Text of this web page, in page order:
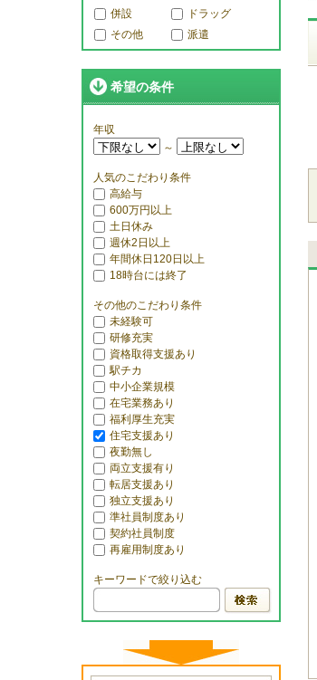
併設
ドラッグ
その他
派遣
希望の条件
年収
～
人気のこだわり条件
高給与
600万円以上
土日休み
週休2日以上
年間休日120日以上
18時台には終了
その他のこだわり条件
未経験可
研修充実
資格取得支援あり
駅チカ
中小企業規模
在宅業務あり
福利厚生充実
住宅支援あり
夜勤無し
両立支援有り
転居支援あり
独立支援あり
準社員制度あり
契約社員制度
再雇用制度あり
キーワードで絞り込む